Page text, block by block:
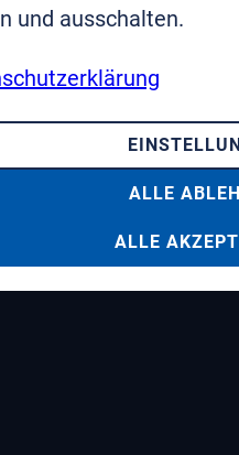
und ausschalten.
ALLE
ALLE